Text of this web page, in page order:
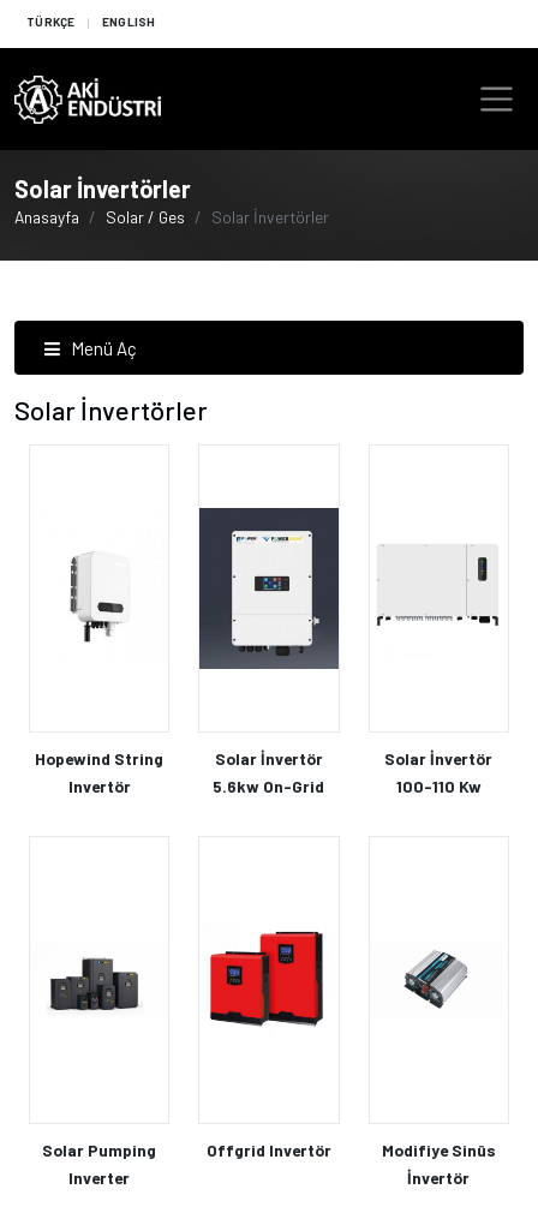
TÜRKÇE ENGLISH
Solar İnvertörler
Anasayfa Solar / Ges Solar İnvertörler
Menü Aç
Solar İnvertörler
Hopewind String
Invertör
Solar İnvertör
5.6kw On-Grid
Solar İnvertör
100-110 Kw
Solar Pumping
Inverter
Offgrid Invertör
Modifiye Sinüs
İnvertör